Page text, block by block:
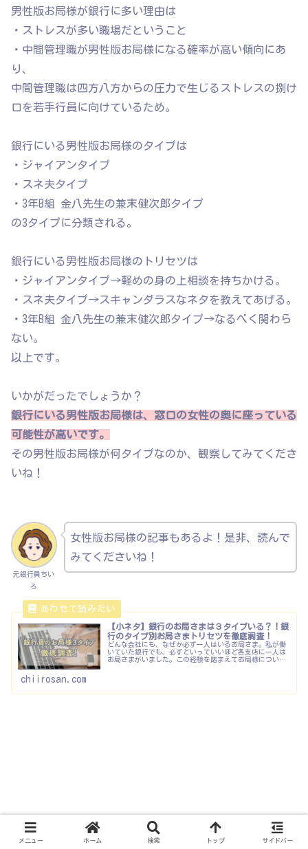
男性版お局様が銀行に多い理由は
・ストレスが多い職場だということ
・中間管理職が男性版お局様になる確率が高い傾向にあ
り、
中間管理職は四方八方からの圧力で生じるストレスの捌け
口を若手行員に向けているため。
銀行にいる男性版お局様のタイプは
・ジャイアンタイプ
・スネ夫タイプ
・3年B組 金八先生の兼末健次郎タイプ
の3タイプに分類される。
銀行にいる男性版お局様のトリセツは
・ジャイアンタイプ→軽めの身の上相談を持ちかける。
・スネ夫タイプ→スキャンダラスなネタを教えてあげる。
・3年B組 金八先生の兼末健次郎タイプ→なるべく関わら
ない。
以上です。
いかがだったでしょうか？
銀行にいる男性版お局様は、窓口の女性の奥に座っている
可能性が高いです。
その男性版お局様が何タイプなのか、観察してみてくださ
いね！
元銀行員ちい
ろ
女性版お局様の記事もあるよ！是非、読んで
みてくださいね！
【小ネタ】銀行のお局さまは３タイプいる？！銀
行のタイプ別お局さまトリセツを徹底調査！
どんな会社にも、なぜか必ず一人はいるお局さま。私が働
いていた銀行でも、必ずといっていいほど各支店に一人は
お局さまがいました。この経験を踏まえてお局様について
chiirosan.com
メニュー ホーム 検索 トップ サイドバー